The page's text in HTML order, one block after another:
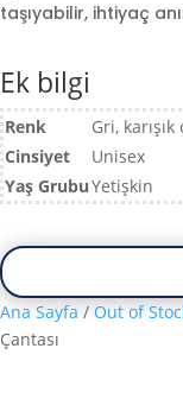
taşıyabilir, ihtiyaç
Ek bilgi
Renk
Gri,
Cinsiyet
Unisex
Yaş GrubuYetişkin
Ana Sayfa / Out of
Çantası